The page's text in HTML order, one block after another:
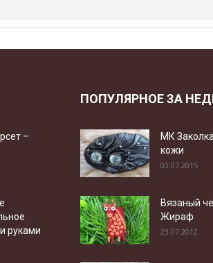
–
руками
ПОПУЛЯРНОЕ ЗА
МК
кожи
03.07.2015
Вязаный
Жираф
23.07.2012